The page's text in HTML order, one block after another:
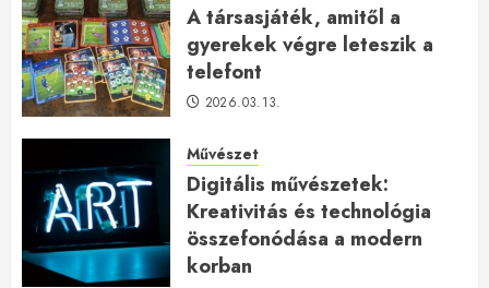
A társasjáték, amitől a
gyerekek végre leteszik a
telefont
2026.03.13.
Művészet
Digitális művészetek:
Kreativitás és technológia
összefonódása a modern
korban